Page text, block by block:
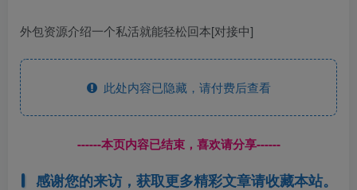
外包资源介绍一个私活就能轻松回本[对接中]
此处内容已隐藏，请付费后查看
------本页内容已结束，喜欢请分享------
感谢您的来访，获取更多精彩文章请收藏本站。